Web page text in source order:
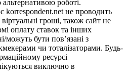
роботі.
korrespondent.net не проводить
гроші, також сайт не
оплату ставок та інших
можуть бути пов’язані з
чи тоталізаторами. Будь-
ресурсі
виключно в